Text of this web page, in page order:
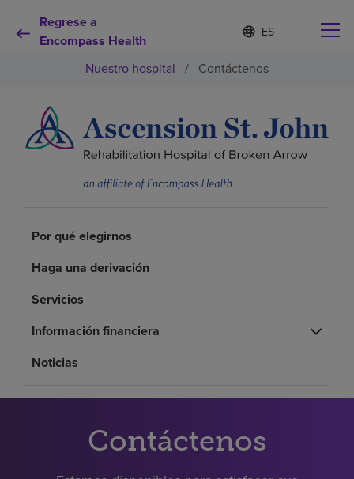
Regrese a
Encompass Health
Lista
de
contraída
d
o
e
e
Por qué debe elegirnos
Servicios de rehabilitación
Pacientes y cuidadores
Recursos de salud
Buscar un centro
Nuestro hospital / Contáctenos
Por qué elegirnos
Haga una derivación
Servicios
Información financiera
Noticias
Contáctenos